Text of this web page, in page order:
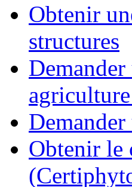
Obtenir
structures
Obtenir le